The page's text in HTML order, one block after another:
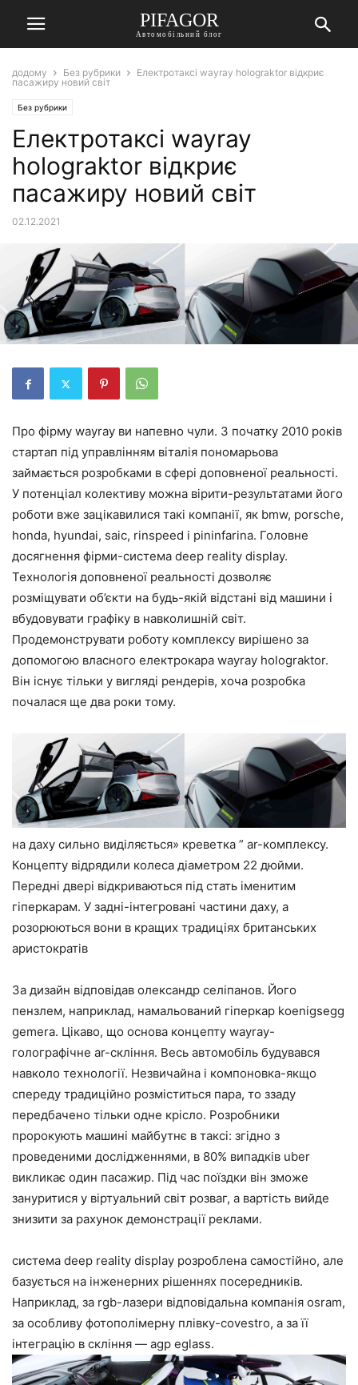
PIFAGOR
Автомобільний блог
додому Без рубрики
Електротаксі wayray holograktor відкриє
пасажиру новий світ
Без рубрики
Електротаксі wayray
holograktor відкриє
пасажиру новий світ
02.12.2021
Про фірму wayray ви напевно чули. З початку 2010 років
стартап під управлінням віталія пономарьова
займається розробками в сфері доповненої реальності.
У потенціал колективу можна вірити-результатами його
роботи вже зацікавилися такі компанії, як bmw, porsche,
honda, hyundai, saic, rinspeed і pininfarina. Головне
досягнення фірми-система deep reality display.
Технологія доповненої реальності дозволяє
розміщувати об’єкти на будь-якій відстані від машини і
вбудовувати графіку в навколишній світ.
Продемонструвати роботу комплексу вирішено за
допомогою власного електрокара wayray holograktor.
Він існує тільки у вигляді рендерів, хоча розробка
почалася ще два роки тому.
на даху сильно виділяється» креветка ” ar-комплексу.
Концепту відрядили колеса діаметром 22 дюйми.
Передні двері відкриваються під стать іменитим
гіперкарам. У задні-інтегровані частини даху, а
розорюються вони в кращих традиціях британських
аристократів
За дизайн відповідав олександр селіпанов. Його
пензлем, наприклад, намальований гіперкар koenigsegg
gemera. Цікаво, що основа концепту wayray-
голографічне ar-скління. Весь автомобіль будувався
навколо технології. Незвичайна і компоновка-якщо
спереду традиційно розміститься пара, то ззаду
передбачено тільки одне крісло. Розробники
пророкують машині майбутнє в таксі: згідно з
проведеними дослідженнями, в 80% випадків uber
викликає один пасажир. Під час поїздки він зможе
зануритися у віртуальний світ розваг, а вартість вийде
знизити за рахунок демонстрації реклами.
система deep reality display розроблена самостійно, але
базується на інженерних рішеннях посередників.
Наприклад, за rgb-лазери відповідальна компанія osram,
за особливу фотополімерну плівку-covestro, а за її
інтеграцію в скління — agp eglass.